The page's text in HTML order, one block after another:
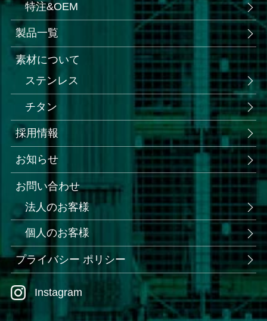
特注&OEM
Instagram
製品一覧
素材について
ステンレス
チタン
採用情報
お知らせ
お問い合わせ
法人のお客様
個人のお客様
プライバシー ポリシー